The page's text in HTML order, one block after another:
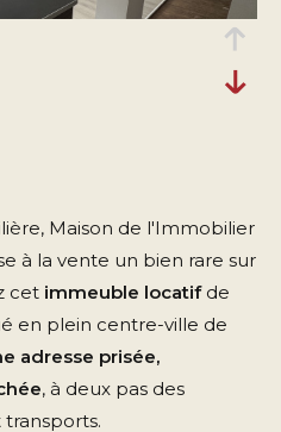
Maison de l'Immobilier
à la vente un bien rare sur
cet immeuble locatifde
en plein centre-ville de
adresse prisée,
, à deux pas des